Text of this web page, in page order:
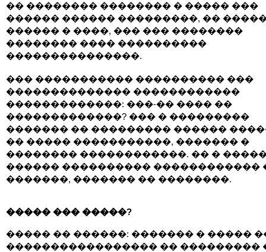
�� �������� �������� � ����� ���
������ ������ ���������, ��
������ � ����, ��� ��� ��������
�������� ���� ����������
���������������.
��� ����������� ���������� ���
�������������� ������������
�������������: ���-�� ���� ��
�������������? ��� � ���������
������� �� ��������� ������
�� ����� �����������, ������� �
�������� ������������. �� �
������ ���������� ������������
�������, ������� �� ��������.
����� ��� �����?
����� �� ������: ������� � �����
����������������� �� ���������